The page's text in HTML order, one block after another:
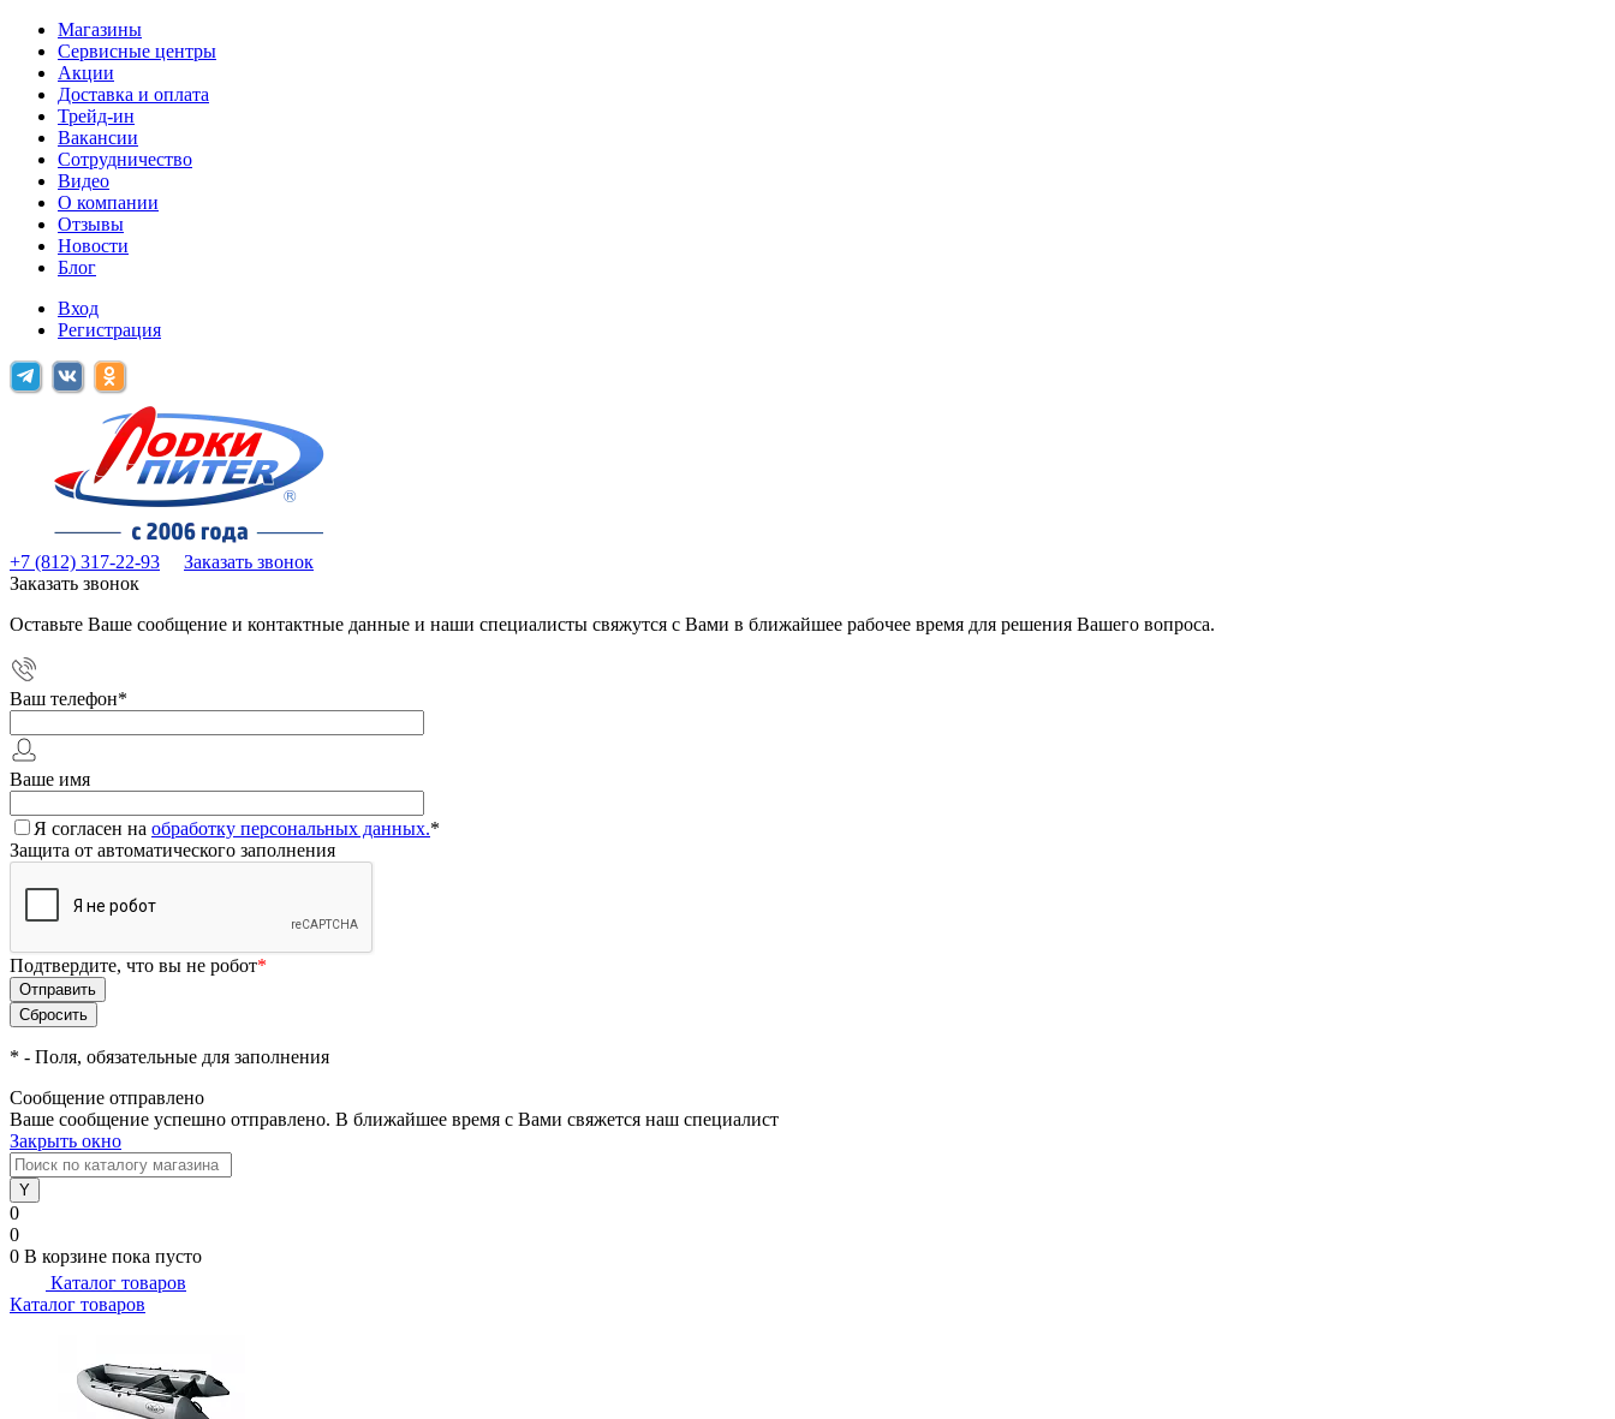
Магазины
Сервисные центры
Акции
Доставка и оплата
Трейд-ин
Вакансии
Сотрудничество
Видео
О компании
Отзывы
Новости
Блог
Вход
Регистрация
+7 (812) 317-22-93
Заказать звонок
Заказать звонок
Оставьте Ваше сообщение и контактные данные и наши специалисты свяжутся с Вами в ближайшее рабочее время для решения Вашего вопроса.
Ваш телефон*
Ваше имя
Я согласен на обработку персональных данных.*
Защита от автоматического заполнения
Подтвердите, что вы не робот*
* - Поля, обязательные для заполнения
Сообщение отправлено
Ваше сообщение успешно отправлено. В ближайшее время с Вами свяжется наш специалист
Закрыть окно
0
0
0 В корзине пока пусто
Каталог товаров
Каталог товаров